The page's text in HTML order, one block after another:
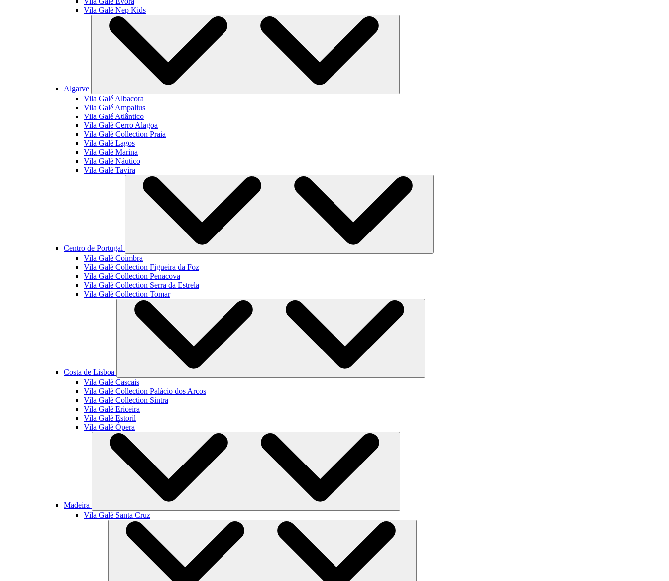
Vila Galé Nep Kids
Algarve
Vila Galé Albacora
Vila Galé Ampalius
Vila Galé Atlântico
Vila Galé Cerro Alagoa
Vila Galé Collection Praia
Vila Galé Lagos
Vila Galé Marina
Vila Galé Náutico
Vila Galé Tavira
Centro de Portugal
Vila Galé Coimbra
Vila Galé Collection Figueira da Foz
Vila Galé Collection Penacova
Vila Galé Collection Serra da Estrela
Vila Galé Collection Tomar
Costa de Lisboa
Vila Galé Cascais
Vila Galé Collection Palácio dos Arcos
Vila Galé Collection Sintra
Vila Galé Ericeira
Vila Galé Estoril
Vila Galé Ópera
Madeira
Vila Galé Santa Cruz